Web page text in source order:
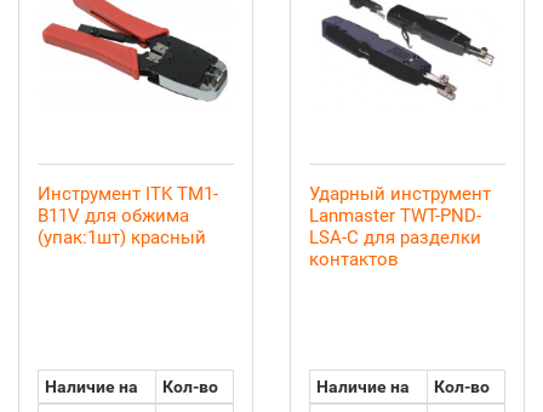
Инструмент ITK TM1-
B11V для обжима
(упак:1шт) красный
Наличие на
Кол-во
Ударный инструмент
Lanmaster TWT-PND-
LSA-C для разделки
контактов
Наличие на
Кол-во